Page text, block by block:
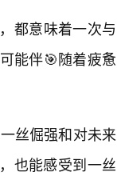
都意味着一次与
能伴🎯随着疲惫
丝倔强和对未来
也能感受到一丝